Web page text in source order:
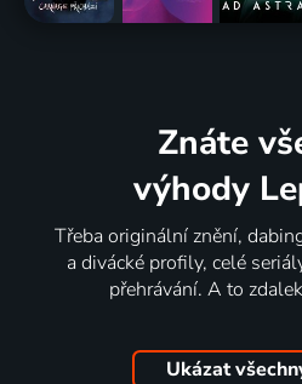
Znáte
výhody
Třeba originální znění,
a divácké profily, celé
přehrávání. A to
Ukázat